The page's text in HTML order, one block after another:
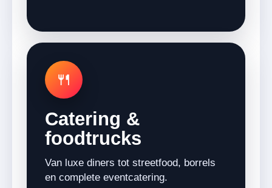
🍴
Catering &
foodtrucks
Van luxe diners tot streetfood, borrels
en complete eventcatering.